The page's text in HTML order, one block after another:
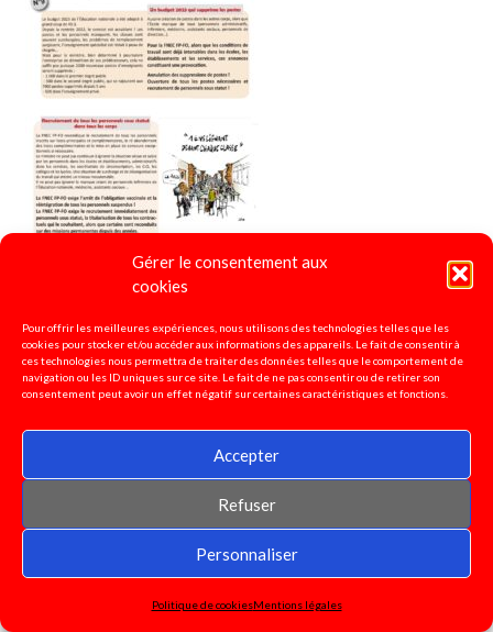
Gérer le consentement aux
cookies
Pour offrir les meilleures expériences, nous utilisons des technologies telles que les
cookies pour stocker et/ou accéder aux informations des appareils. Le fait de consentir à
ces technologies nous permettra de traiter des données telles que le comportement de
navigation ou les ID uniques sur ce site. Le fait de ne pas consentir ou de retirer son
consentement peut avoir un effet négatif sur certaines caractéristiques et fonctions.
Accepter
Refuser
Personnaliser
Politique de cookiesMentions légales
« Spécial postes statutaires »